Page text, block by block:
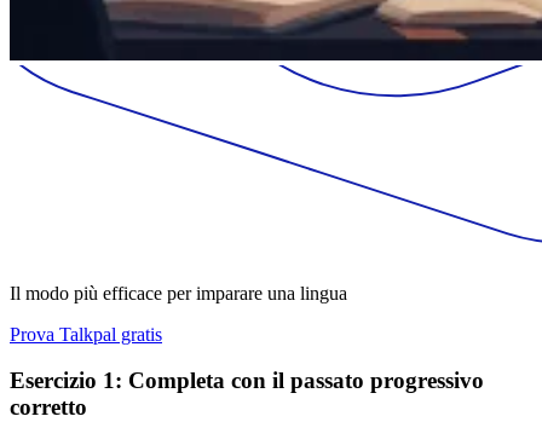
Il modo più efficace per imparare una lingua
Prova Talkpal gratis
Esercizio 1: Completa con il passato progressivo
corretto